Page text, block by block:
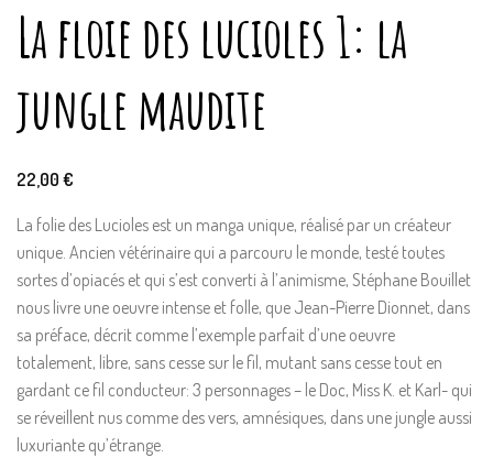
La floie des lucioles 1: la
jungle maudite
22,00 €
La folie des Lucioles est un manga unique, réalisé par un créateur
unique. Ancien vétérinaire qui a parcouru le monde, testé toutes
sortes d’opiacés et qui s’est converti à l’animisme, Stéphane Bouillet
nous livre une oeuvre intense et folle, que Jean-Pierre Dionnet, dans
sa préface, décrit comme l’exemple parfait d’une oeuvre
totalement, libre, sans cesse sur le fil, mutant sans cesse tout en
gardant ce fil conducteur: 3 personnages – le Doc, Miss K. et Karl- qui
se réveillent nus comme des vers, amnésiques, dans une jungle aussi
luxuriante qu’étrange.